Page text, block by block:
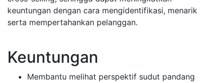
keuntungan dengan cara mengidentifikasi, menarik
serta mempertahankan pelanggan.
Keuntungan
Membantu melihat perspektif sudut pandang